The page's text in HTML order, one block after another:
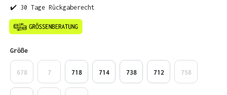
✔️ 30 Tage Rückgaberecht
Größeauswählen
678 7 718 714 738 712 758